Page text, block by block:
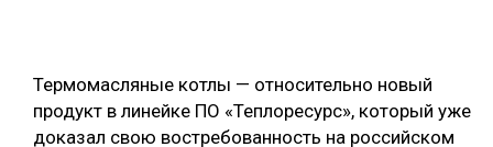
Термомасляные котлы — относительно новый
продукт в линейке ПО «Теплоресурс», который уже
доказал свою востребованность на российском